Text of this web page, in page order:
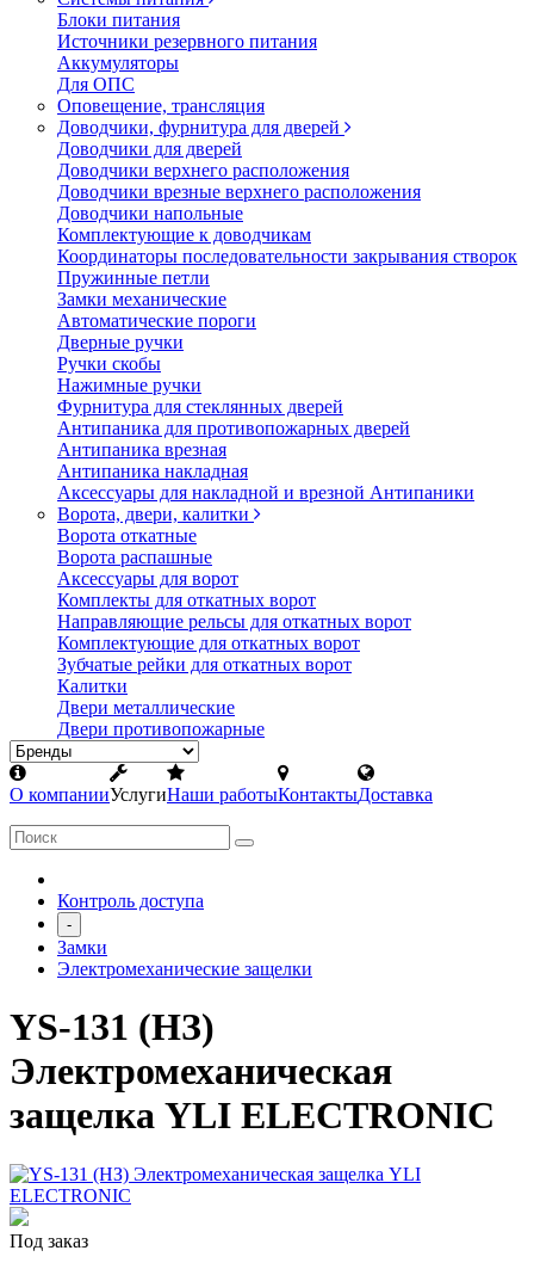
Блоки питания
Источники резервного питания
Аккумуляторы
Для ОПС
Оповещение, трансляция
Доводчики, фурнитура для дверей
Доводчики для дверей
Доводчики верхнего расположения
Доводчики врезные верхнего расположения
Доводчики напольные
Комплектующие к доводчикам
Координаторы последовательности закрывания створок
Пружинные петли
Замки механические
Автоматические пороги
Дверные ручки
Ручки скобы
Нажимные ручки
Фурнитура для стеклянных дверей
Антипаника для противопожарных дверей
Антипаника врезная
Антипаника накладная
Аксессуары для накладной и врезной Антипаники
Ворота, двери, калитки
Ворота откатные
Ворота распашные
Аксессуары для ворот
Комплекты для откатных ворот
Направляющие рельсы для откатных ворот
Комплектующие для откатных ворот
Зубчатые рейки для откатных ворот
Калитки
Двери металлические
Двери противопожарные
О компанииУслугиНаши работыКонтактыДоставка
Контроль доступа
-
Замки
Электромеханические защелки
YS-131 (НЗ)
Электромеханическая
защелка YLI ELECTRONIC
Под заказ